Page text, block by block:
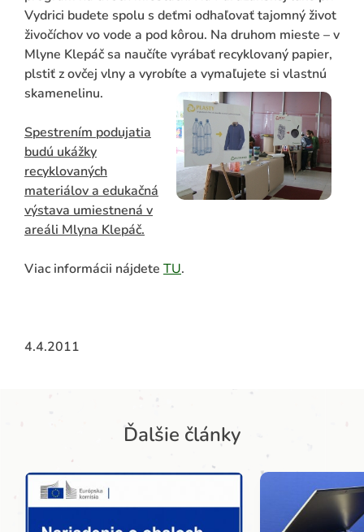
Vydrici budete spolu s deťmi odhaľovať tajomný život
živočíchov vo vode a pod kôrou. Na druhom mieste – v
Mlyne Klepáč sa naučíte vyrábať recyklovaný papier,
plstiť z ovčej vlny a vyrobíte a vymaľujete si vlastnú
skamenelinu.
Spestrením podujatia
budú ukážky
recyklovaných
materiálov a edukačná
výstava umiestnená v
areáli Mlyna Klepáč.
Viac informácii nájdete TU.
4.4.2011
Ďalšie články